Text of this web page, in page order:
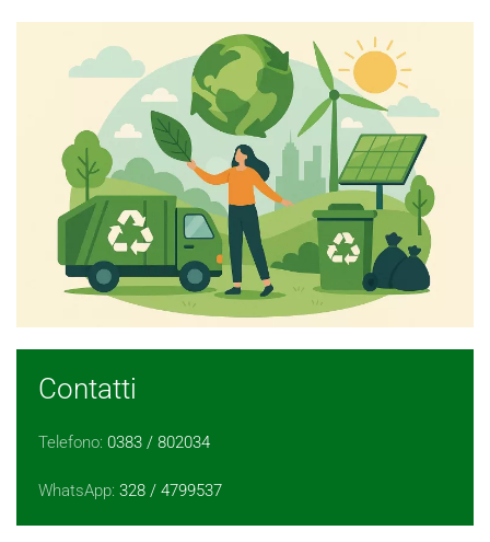
Contatti
Telefono: 0383 / 802034
WhatsApp: 328 / 4799537